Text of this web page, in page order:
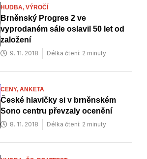
HUDBA, VÝROČÍ
Brněnský Progres 2 ve
vyprodaném sále oslavil 50 let od
založení
9. 11. 2018 Délka čtení: 2 minuty
CENY, ANKETA
České hlavičky si v brněnském
Sono centru převzaly ocenění
8. 11. 2018 Délka čtení: 2 minuty